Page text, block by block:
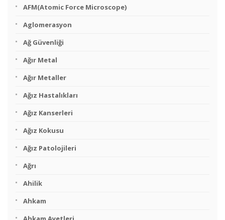
AFM(Atomic Force Microscope)
Aglomerasyon
Ağ Güvenliği
Ağır Metal
Ağır Metaller
Ağız Hastalıkları
Ağız Kanserleri
Ağız Kokusu
Ağız Patolojileri
Ağrı
Ahilik
Ahkam